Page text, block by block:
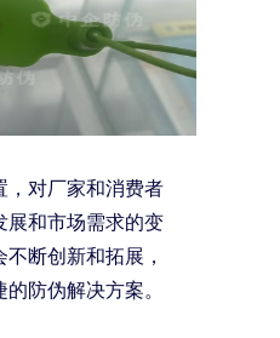
，对厂家和消费者
展和市场需求的变
断创新和拓展，
防伪解决方案。